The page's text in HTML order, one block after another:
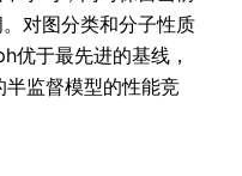
对图分类和分子性质
优于最先进的基线，
监督模型的性能竞